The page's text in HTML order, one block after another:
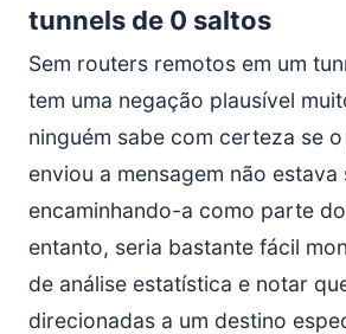
tunnels de 0 saltos
Sem routers remotos em um
tem uma negação plausível
ninguém sabe com certeza se
enviou a mensagem não estava
encaminhando-a como parte
entanto, seria bastante fácil
de análise estatística e notar
direcionadas a um destino